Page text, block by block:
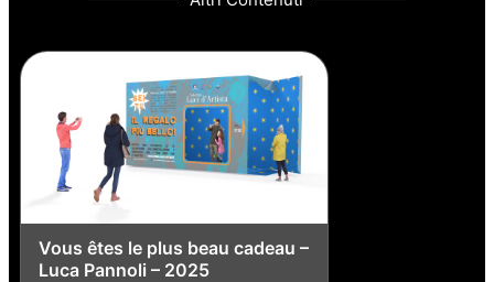
Vous êtes le plus beau cadeau –
Luca Pannoli – 2025